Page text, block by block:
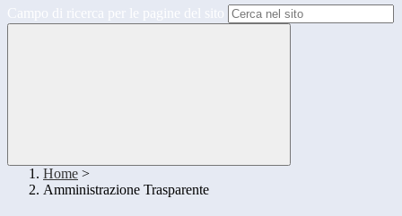
Campo di ricerca per le pagine del sito
Home >
Amministrazione Trasparente